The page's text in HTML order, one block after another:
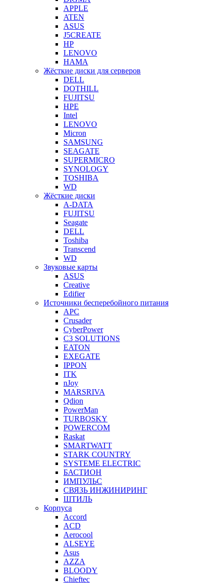
APPLE
ATEN
ASUS
J5CREATE
HP
LENOVO
HAMA
Жёсткие диски для серверов
DELL
DOTHILL
FUJITSU
HPE
Intel
LENOVO
Micron
SAMSUNG
SEAGATE
SUPERMICRO
SYNOLOGY
TOSHIBA
WD
Жёсткие диски
A-DATA
FUJITSU
Seagate
DELL
Toshiba
Transcend
WD
Звуковые карты
ASUS
Creative
Edifier
Источники бесперебойного питания
APC
Crusader
CyberPower
C3 SOLUTIONS
EATON
EXEGATE
IPPON
ITK
nJoy
MARSRIVA
Qdion
PowerMan
TURBOSKY
POWERCOM
Raskat
SMARTWATT
STARK COUNTRY
SYSTEME ELECTRIC
БАСТИОН
ИМПУЛЬС
СВЯЗЬ ИНЖИНИРИНГ
ШТИЛЬ
Корпуса
Accord
ACD
Aerocool
ALSEYE
Asus
AZZA
BLOODY
Chieftec